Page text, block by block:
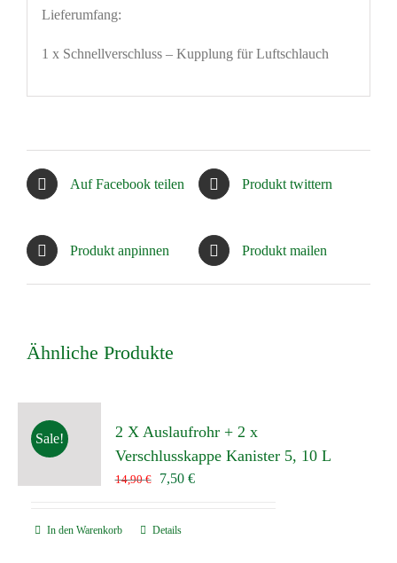
Lieferumfang:
1 x Schnellverschluss – Kupplung für Luftschlauch
Auf Facebook teilen Produkt twittern
Produkt anpinnen Produkt mailen
Ähnliche Produkte
Sale!
2 X Auslaufrohr + 2 x
Verschlusskappe Kanister 5, 10 L
14,90€
Ursprünglicher
7,50 €Aktueller
In den Warenkorb Details